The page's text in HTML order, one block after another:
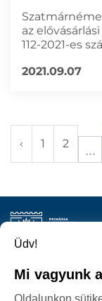
az
112-2021-es
2021.09.07
‹ 1 2
Üdv!
Mi vagyunk
Oldalunkon